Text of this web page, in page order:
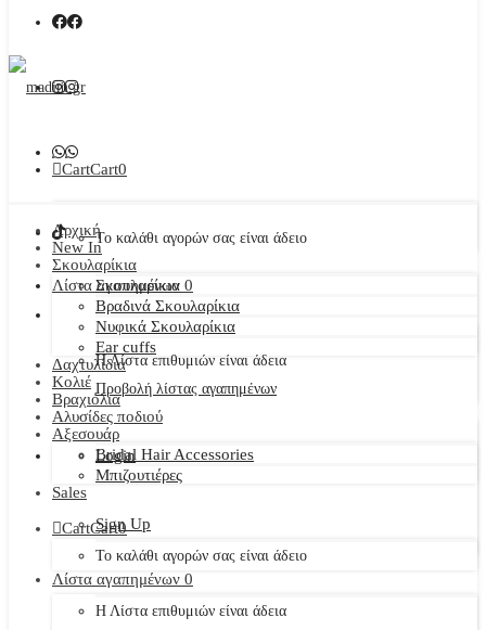
CartCart0
Το καλάθι αγορών σας είναι άδειο
Λίστα αγαπημένων 0
Η Λίστα επιθυμιών είναι άδεια
Προβολή λίστας αγαπημένων
Login
Sign Up
Αρχική
New In
Σκουλαρίκια
Σκουλαρίκια
Βραδινά Σκουλαρίκια
Νυφικά Σκουλαρίκια
Ear cuffs
Δαχτυλίδια
Κολιέ
Βραχιόλια
Αλυσίδες ποδιού
Αξεσουάρ
Bridal Hair Accessories
Μπιζουτιέρες
Sales
CartCart0
Το καλάθι αγορών σας είναι άδειο
Λίστα αγαπημένων 0
Η Λίστα επιθυμιών είναι άδεια